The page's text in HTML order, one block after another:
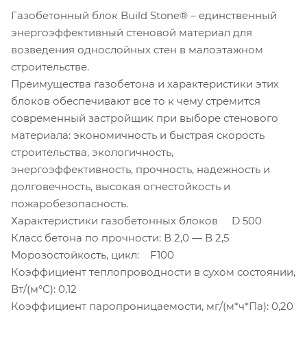
Газобетонный блок Build Stone® – единственный
энергоэффективный стеновой материал для
возведения однослойных стен в малоэтажном
строительстве.
Преимущества газобетона и характеристики этих
блоков обеспечивают все то к чему стремится
современный застройщик при выборе стенового
материала: экономичность и быстрая скорость
строительства, экологичность,
энергоэффективность, прочность, надежность и
долговечность, высокая огнестойкость и
пожаробезопасность.
Характеристики газобетонных блоков D 500
Класс бетона по прочности: В 2,0 — В 2,5
Морозостойкость, цикл: F100
Коэффициент теплопроводности в сухом состоянии,
Вт/(м°С): 0,12
Коэффициент паропроницаемости, мг/(м*ч*Па): 0,20